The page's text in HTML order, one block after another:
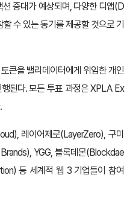
증대가 예상되며, 다양한 디앱(D
수 있는 동기를 제공할 것으로 기
큰을 밸리데이터에게 위임한 개인
된다. 모든 투표 과정은 XPLA Ex
레이어제로(LayerZero), 구미
YGG, 블록데몬(Blockdae
등 세계적 웹 3 기업들이 참여